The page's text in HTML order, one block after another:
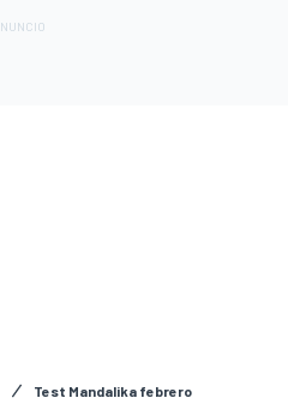
Test Mandalika febrero